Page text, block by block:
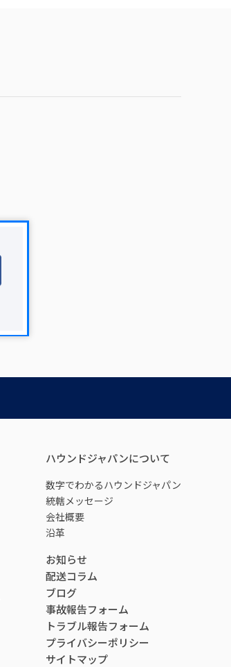
ハウンドジャパンについて
数字でわかるハウンドジャパン
統轄メッセージ
会社概要
沿革
お知らせ
配送コラム
ブログ
事故報告フォーム
トラブル報告フォーム
プライバシーポリシー
サイトマップ